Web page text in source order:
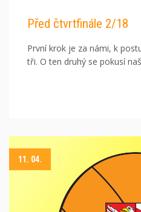
Před čtvrtfinále 2/18
První krok je za námi, k
tři. O ten druhý se pokusí
11. 04.